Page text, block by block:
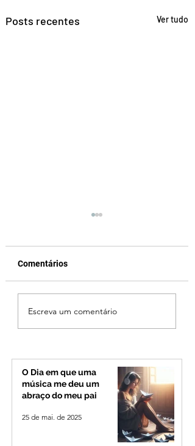
Posts recentes Ver tudo
Cleitinho volta atrás,
cita mensagem divina,
mas partido nega
de Minas
Comentários
Escreva um comentário
O Dia em que uma
música me deu um
abraço do meu pai
25 de mai. de 2025